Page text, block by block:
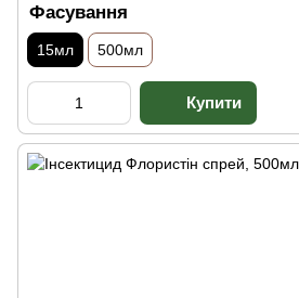
Фасування
15мл 500мл